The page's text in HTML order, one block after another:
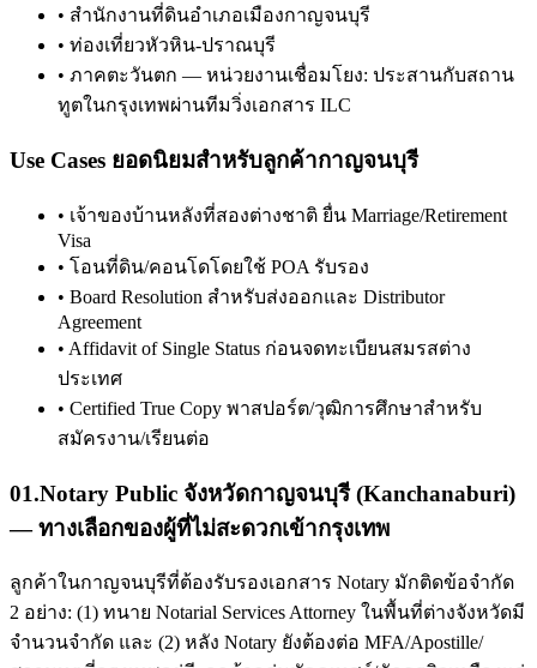
• สำนักงานที่ดินอำเภอเมืองกาญจนบุรี
• ท่องเที่ยวหัวหิน-ปราณบุรี
• ภาคตะวันตก — หน่วยงานเชื่อมโยง: ประสานกับสถาน
ทูตในกรุงเทพผ่านทีมวิ่งเอกสาร ILC
Use Cases ยอดนิยมสำหรับลูกค้ากาญจนบุรี
• เจ้าของบ้านหลังที่สองต่างชาติ ยื่น Marriage/Retirement
Visa
• โอนที่ดิน/คอนโดโดยใช้ POA รับรอง
• Board Resolution สำหรับส่งออกและ Distributor
Agreement
• Affidavit of Single Status ก่อนจดทะเบียนสมรสต่าง
ประเทศ
• Certified True Copy พาสปอร์ต/วุฒิการศึกษาสำหรับ
สมัครงาน/เรียนต่อ
01.Notary Public จังหวัดกาญจนบุรี (Kanchanaburi)
— ทางเลือกของผู้ที่ไม่สะดวกเข้ากรุงเทพ
ลูกค้าในกาญจนบุรีที่ต้องรับรองเอกสาร Notary มักติดข้อจำกัด
2 อย่าง: (1) ทนาย Notarial Services Attorney ในพื้นที่ต่างจังหวัดมี
จำนวนจำกัด และ (2) หลัง Notary ยังต้องต่อ MFA/Apostille/